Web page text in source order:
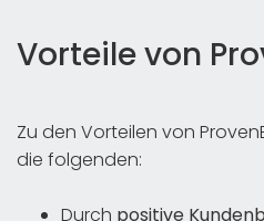
Vorteile von
Zu den Vorteilen von
die folgenden:
Durch positive